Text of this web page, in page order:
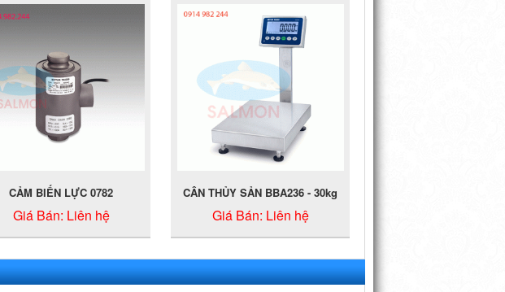
CẢM BIẾN LỰC 0782
Giá Bán: Liên hệ
CÂN THỦY SẢN BBA236 - 30kg
Giá Bán: Liên hệ